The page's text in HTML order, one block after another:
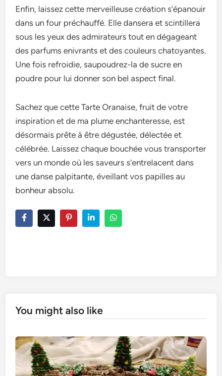
Enfin, laissez cette merveilleuse création s’épanouir
dans un four préchauffé. Elle dansera et scintillera
sous les yeux des admirateurs tout en dégageant
des parfums enivrants et des couleurs chatoyantes.
Une fois refroidie, saupoudrez-la de sucre en
poudre pour lui donner son bel aspect final.
Sachez que cette Tarte Oranaise, fruit de votre
inspiration et de ma plume enchanteresse, est
désormais prête à être dégustée, délectée et
célébrée. Laissez chaque bouchée vous transporter
vers un monde où les saveurs s’entrelacent dans
une danse palpitante, éveillant vos papilles au
bonheur absolu.
You might also like